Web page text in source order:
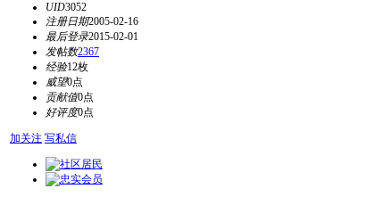
UID3052
注册日期2005-02-16
最后登录2015-02-01
发帖数2367
经验12枚
威望0点
贡献值0点
好评度0点
加关注 写私信